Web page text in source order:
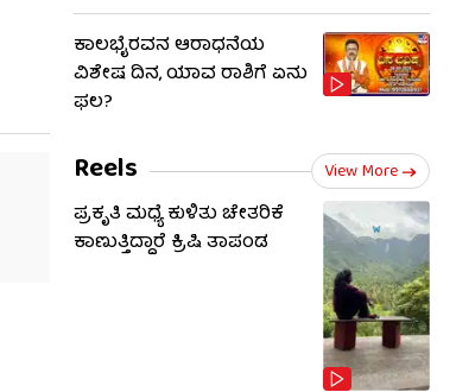
ಕಾಲಭೈರವನ ಆರಾಧನೆಯ
ವಿಶೇಷ ದಿನ, ಯಾವ ರಾಶಿಗೆ ಏನು
ಫಲ?
Reels View More
ಪ್ರಕೃತಿ ಮಧ್ಯೆ ಕುಳಿತು ಚೇತರಿಕೆ
ಕಾಣುತ್ತಿದ್ದಾರೆ ಕ್ರಿಷಿ ತಾಪಂಡ